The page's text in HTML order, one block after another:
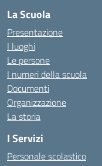
La Scuola
Presentazione
I luoghi
Le persone
I numeri della scuola
Documenti
Organizzazione
La storia
I Servizi
Personale scolastico